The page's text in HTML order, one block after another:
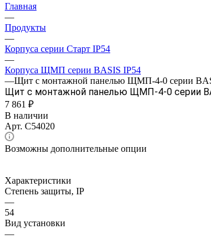
Главная
—
Продукты
—
Корпуса серии Старт IP54
—
Корпуса ЩМП серии BASIS IP54
—Щит с монтажной панелью ЩМП-4-0 серии
Щит с монтажной панелью ЩМП-4-0 серии
7 861 ₽
В наличии
Арт. С54020
Возможны дополнительные опции
Характеристики
Степень защиты, IP
—
54
Вид установки
—